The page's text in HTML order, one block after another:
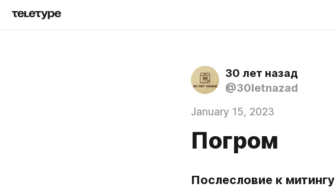
30 лет назад
@30letnazad
January 15, 2023
Погром
Послесловие к